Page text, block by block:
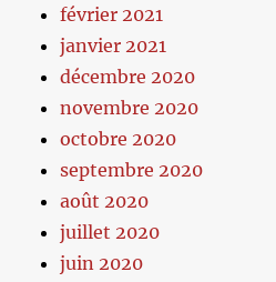
février 2021
janvier 2021
décembre 2020
novembre 2020
octobre 2020
septembre 2020
août 2020
juillet 2020
juin 2020